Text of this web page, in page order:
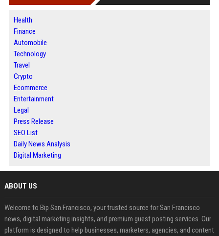
Health
Finance
Automobile
Technology
Travel
Crypto
Ecommerce
Entertainment
Legal
Press Release
SEO List
Daily News Analysis
Digital Marketing
ABOUT US
Welcome to Bip San Francisco, your trusted source for San Francisco
news, digital marketing insights, and premium guest posting services. Our
platform is designed to help businesses, marketers, agencies, and content